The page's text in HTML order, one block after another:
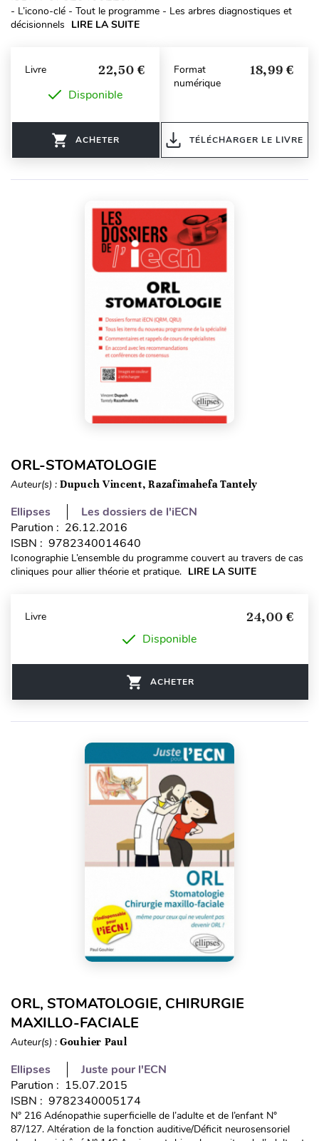
- L’icono-clé - Tout le programme - Les arbres diagnostiques et
décisionnels LIRE LA SUITE
Livre 22,50 €
Disponible
ACHETER
Format
numérique
18,99 €
TÉLÉCHARGER LE LIVRE
ORL-STOMATOLOGIE
Auteur(s) : Dupuch Vincent, Razafimahefa Tantely
Ellipses
Les dossiers de l'iECN
Parution : 26.12.2016
ISBN : 9782340014640
Iconographie L’ensemble du programme couvert au travers de cas
cliniques pour allier théorie et pratique. LIRE LA SUITE
Livre 24,00 €
Disponible
ACHETER
ORL, STOMATOLOGIE, CHIRURGIE
MAXILLO-FACIALE
Auteur(s) : Gouhier Paul
Ellipses
Juste pour l'ECN
Parution : 15.07.2015
ISBN : 9782340005174
N° 216 Adénopathie superficielle de l’adulte et de l’enfant N°
87/127. Altération de la fonction auditive/Déficit neurosensoriel